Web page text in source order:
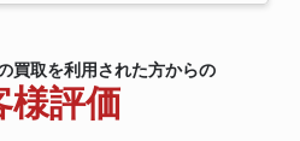
買取を利用された方からの
様評価